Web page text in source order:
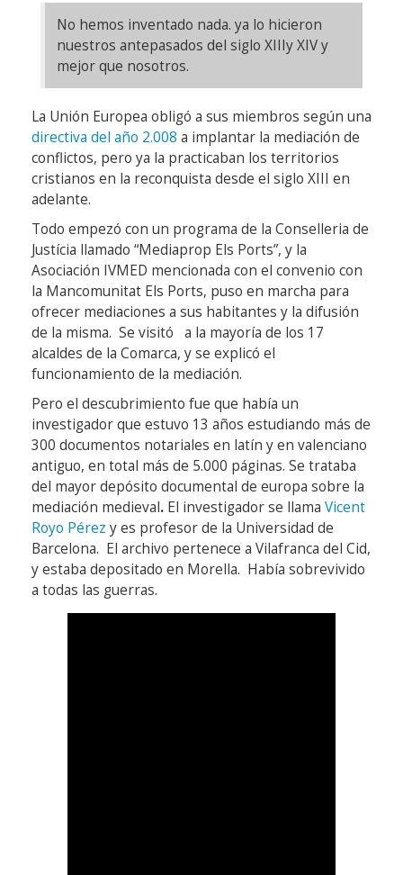
No hemos inventado nada. ya lo hicieron
nuestros antepasados del siglo XIIIy XIV y
mejor que nosotros.
La Unión Europea obligó a sus miembros según una
directiva del año 2.008 a implantar la mediación de
conflictos, pero ya la practicaban los territorios
cristianos en la reconquista desde el siglo XIII en
adelante.
Todo empezó con un programa de la Conselleria de
Justícia llamado “Mediaprop Els Ports”, y la
Asociación IVMED mencionada con el convenio con
la Mancomunitat Els Ports, puso en marcha para
ofrecer mediaciones a sus habitantes y la difusión
de la misma. Se visitó a la mayoría de los 17
alcaldes de la Comarca, y se explicó el
funcionamiento de la mediación.
Pero el descubrimiento fue que había un
investigador que estuvo 13 años estudiando más de
300 documentos notariales en latín y en valenciano
antiguo, en total más de 5.000 páginas. Se trataba
del mayor depósito documental de europa sobre la
mediación medieval. El investigador se llama Vicent
Royo Pérez y es profesor de la Universidad de
Barcelona. El archivo pertenece a Vilafranca del Cid,
y estaba depositado en Morella. Había sobrevivido
a todas las guerras.